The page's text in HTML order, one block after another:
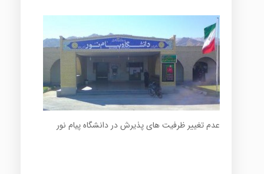
عدم تغییر ظرفیت های پذیرش در دانشگاه پیام نور